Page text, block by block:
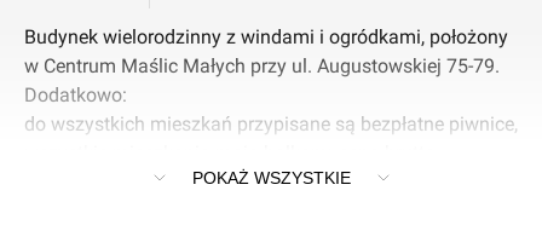
Budynek wielorodzinny z windami i ogródkami, położony
w Centrum Maślic Małych przy ul. Augustowskiej 75-79.
Dodatkowo:
do wszystkich mieszkań przypisane są bezpłatne piwnice,
(obejmuje cenę mieszkania wraz z gruntem, balkonem
POKAŻ WSZYSTKIE